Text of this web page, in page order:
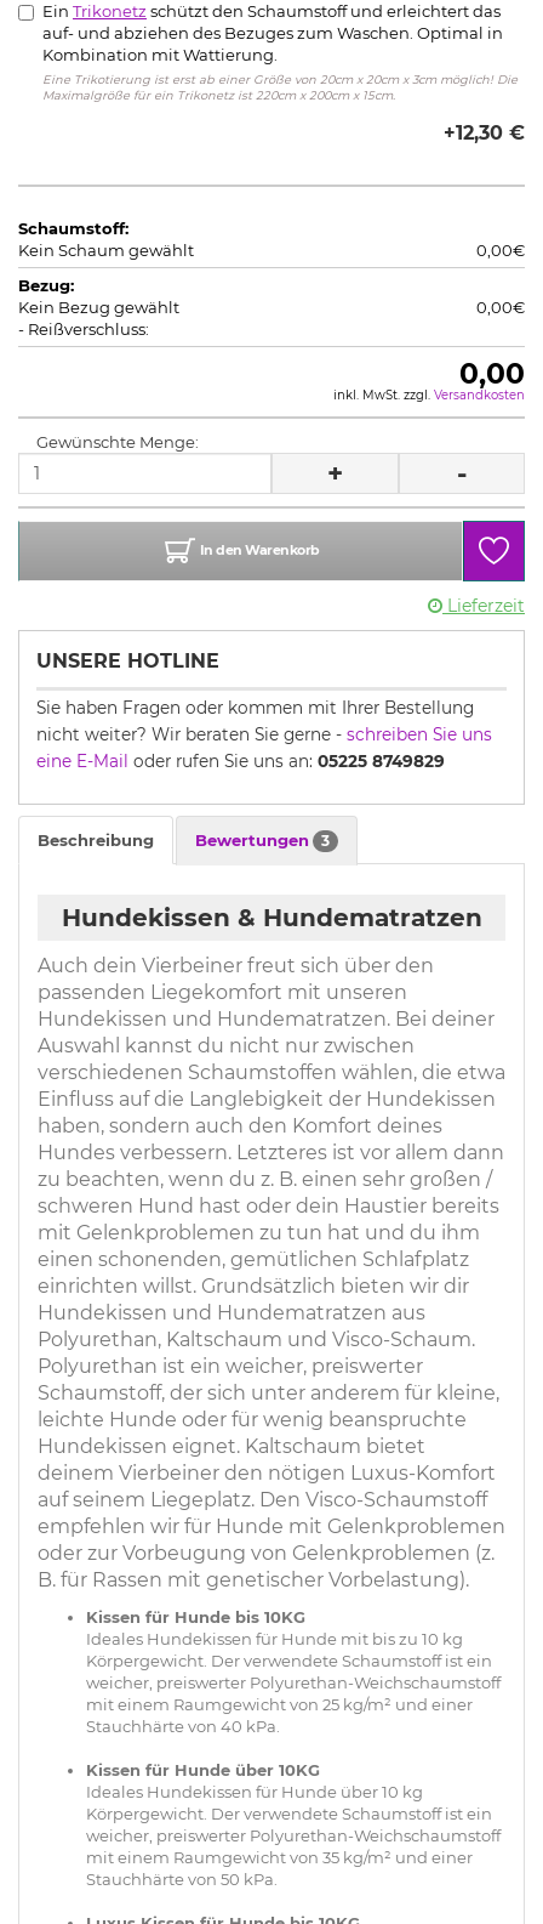
Ein Trikonetz schützt den Schaumstoff und erleichtert das
auf- und abziehen des Bezuges zum Waschen. Optimal in
Kombination mit Wattierung.
Eine Trikotierung ist erst ab einer Größe von 20cm x 20cm x 3cm möglich! Die
Maximalgröße für ein Trikonetz ist 220cm x 200cm x 15cm.
+12,30 €
Schaumstoff:
Kein Schaum gewählt
0,00€
Bezug:
Kein Bezug gewählt
0,00€
- Reißverschluss:
0,00
inkl. MwSt. zzgl. Versandkosten
Gewünschte Menge:
+ -
In den Warenkorb
Lieferzeit
UNSERE HOTLINE
Sie haben Fragen oder kommen mit Ihrer Bestellung
nicht weiter? Wir beraten Sie gerne - schreiben Sie uns
eine E-Mail oder rufen Sie uns an: 05225 8749829
Beschreibung Bewertungen 3
Hundekissen & Hundematratzen
Auch dein Vierbeiner freut sich über den
passenden Liegekomfort mit unseren
Hundekissen und Hundematratzen. Bei deiner
Auswahl kannst du nicht nur zwischen
verschiedenen Schaumstoffen wählen, die etwa
Einfluss auf die Langlebigkeit der Hundekissen
haben, sondern auch den Komfort deines
Hundes verbessern. Letzteres ist vor allem dann
zu beachten, wenn du z. B. einen sehr großen /
schweren Hund hast oder dein Haustier bereits
mit Gelenkproblemen zu tun hat und du ihm
einen schonenden, gemütlichen Schlafplatz
einrichten willst. Grundsätzlich bieten wir dir
Hundekissen und Hundematratzen aus
Polyurethan, Kaltschaum und Visco-Schaum.
Polyurethan ist ein weicher, preiswerter
Schaumstoff, der sich unter anderem für kleine,
leichte Hunde oder für wenig beanspruchte
Hundekissen eignet. Kaltschaum bietet
deinem Vierbeiner den nötigen Luxus-Komfort
auf seinem Liegeplatz. Den Visco-Schaumstoff
empfehlen wir für Hunde mit Gelenkproblemen
oder zur Vorbeugung von Gelenkproblemen (z.
B. für Rassen mit genetischer Vorbelastung).
Kissen für Hunde bis 10KG
Ideales Hundekissen für Hunde mit bis zu 10 kg
Körpergewicht. Der verwendete Schaumstoff ist ein
weicher, preiswerter Polyurethan-Weichschaumstoff
mit einem Raumgewicht von 25 kg/m² und einer
Stauchhärte von 40 kPa.
Kissen für Hunde über 10KG
Ideales Hundekissen für Hunde über 10 kg
Körpergewicht. Der verwendete Schaumstoff ist ein
weicher, preiswerter Polyurethan-Weichschaumstoff
mit einem Raumgewicht von 35 kg/m² und einer
Stauchhärte von 50 kPa.